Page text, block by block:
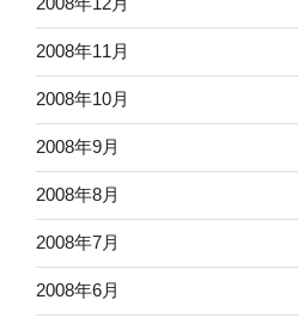
2008年11月
2008年10月
2008年9月
2008年8月
2008年7月
2008年6月